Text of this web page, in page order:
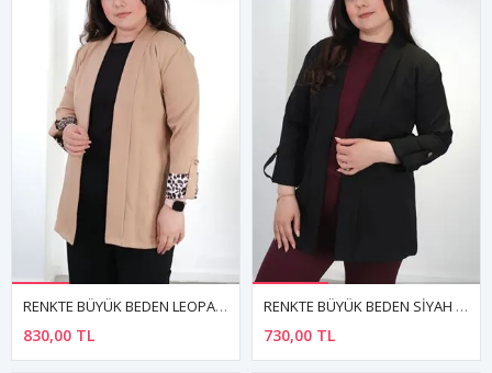
RENKTE BÜYÜK BEDEN LEOPAR DETAYLI SÜTLÜ KAHVE BLAZER CEKET
830,00 TL
RENKTE BÜYÜK BEDEN SİYAH BLAZER CEKET
730,00 TL